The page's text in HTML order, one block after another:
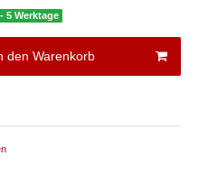
5 Werktage
den Warenkorb